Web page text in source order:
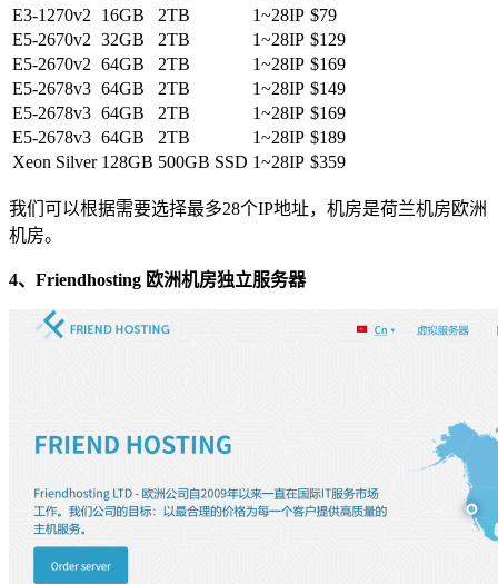
E3-1270v2
16GB 2TB 1~28IP $79
E5-2670v2 32GB 2TB 1~28IP $129
E5-2670v2 64GB 2TB 1~28IP $169
E5-2678v3 64GB 2TB 1~28IP $149
E5-2678v3 64GB 2TB 1~28IP $169
E5-2678v3 64GB 2TB 1~28IP $189
Xeon Silver 128GB 500GB SSD 1~28IP $359
我们可以根据需要选择最多28个IP地址，机房是荷兰机房欧洲
机房。
4、Friendhosting 欧洲机房独立服务器